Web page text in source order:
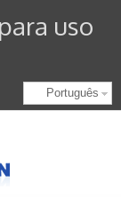
uso
Português